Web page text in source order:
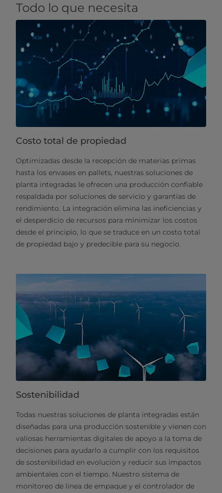
Todo lo que necesita
Costo total de propiedad
Optimizadas desde la recepción de materias primas
hasta los envases en pallets, nuestras soluciones de
planta integradas le ofrecen una producción confiable
respaldada por soluciones de servicio y garantías de
rendimiento. La integración elimina las ineficiencias y
el desperdicio de recursos para minimizar los costos
desde el principio, lo que se traduce en un costo total
de propiedad bajo y predecible para su negocio.
Sostenibilidad
Todas nuestras soluciones de planta integradas están
diseñadas para una producción sostenible y vienen con
valiosas herramientas digitales de apoyo a la toma de
decisiones para ayudarlo a cumplir con los requisitos
de sostenibilidad en evolución y reducir sus impactos
ambientales con el tiempo. Nuestro sistema de
monitoreo de línea de empaque y el controlador de